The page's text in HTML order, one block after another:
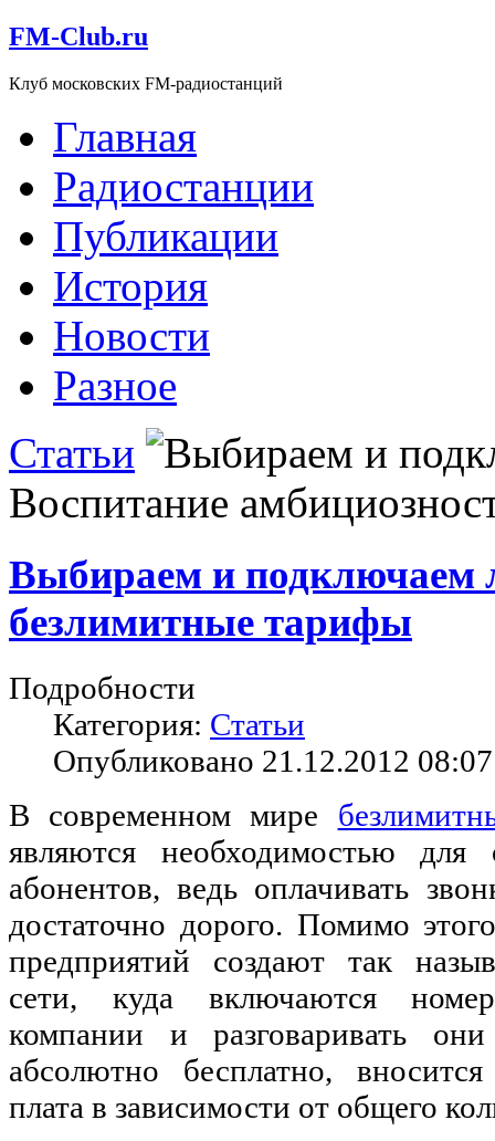
FM-Club.ru
Клуб московских FM-радиостанций
Главная
Радиостанции
Публикации
История
Новости
Разное
Статьи
Воспитание
Выбираем и подключаем
безлимитные тарифы
Подробности
Категория: Статьи
Опубликовано 21.12.2012 08:07
В современном мире
являются необходимостью для
абонентов, ведь оплачивать
достаточно дорого. Помимо
предприятий создают так
сети, куда включаются
компании и разговаривать
абсолютно бесплатно,
плата в зависимости от общего